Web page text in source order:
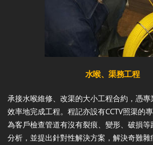
水喉、渠務工程
承接水喉維修、改渠的大小工程合約，憑
效率地完成工程。程記亦設有CCTV照渠的
為客戶檢查管道有沒有裂痕、變形、破損
分析，並提出針對性解決方案，解決奇難雜